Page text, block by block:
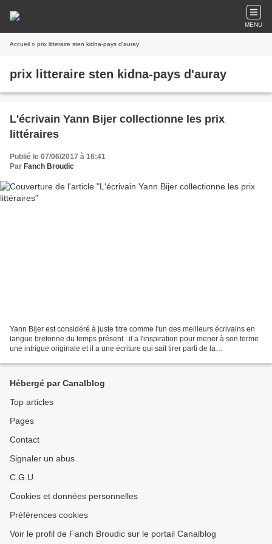
MENU
Accueil » prix litteraire sten kidna-pays d'auray
prix litteraire sten kidna-pays d'auray
L'écrivain Yann Bijer collectionne les prix
littéraires
Publié le 07/06/2017 à 16:41
Par Fanch Broudic
Yann Bijer est considéré à juste titre comme l'un des meilleurs écrivains en
langue bretonne du temps présent : il a l'inspiration pour mener à son terme
une intrigue originale et il a une écriture qui sait tirer parti de la
Hébergé par Canalblog
Top articles
Pages
Contact
Signaler un abus
C.G.U.
Cookies et données personnelles
Préférences cookies
Voir le profil de Fanch Broudic sur le portail Canalblog